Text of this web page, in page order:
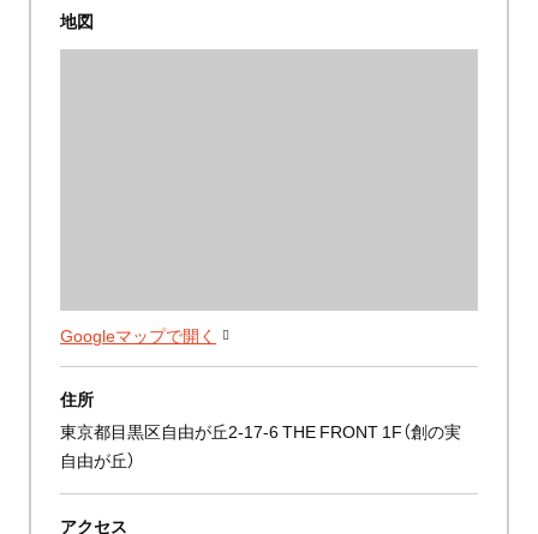
地図
Googleマップで開く
住所
東京都目黒区自由が丘2-17-6 THE FRONT 1F（創の実
自由が丘）
アクセス